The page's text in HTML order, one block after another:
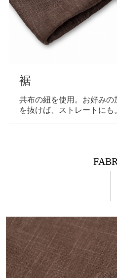
ウエスト
前側が紐、後ろ側がゴム仕
付きでしっかりとした印象
裾
共布の紐を使用。お好み
を抜けば、ストレートにも